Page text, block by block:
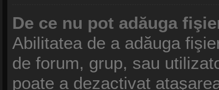
De ce nu pot adăuga
Abilitatea de a adăuga
de forum, grup, sau
poate a dezactivat